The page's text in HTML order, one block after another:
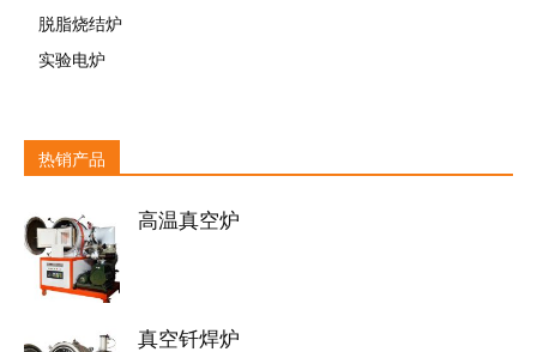
脱脂烧结炉
实验电炉
热销产品
高温真空炉
真空钎焊炉